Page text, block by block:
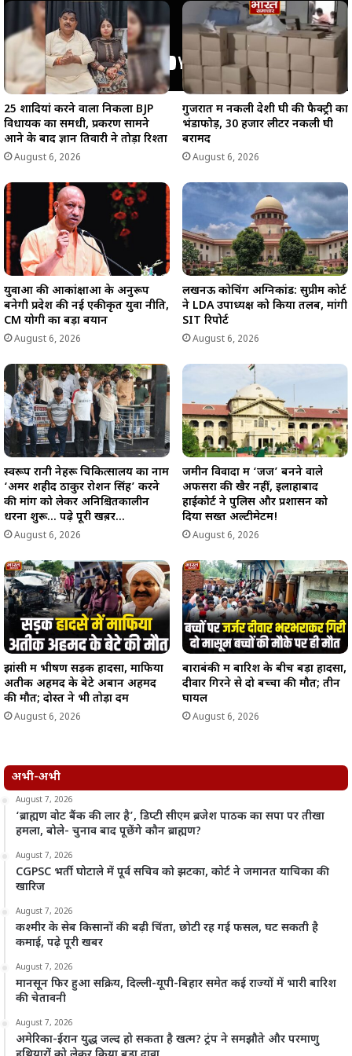
25 शादियां करने वाला निकला BJP
विधायक का समधी, प्रकरण सामने
आने के बाद ज्ञान तिवारी ने तोड़ा रिश्ता
August 6, 2026
गुजरात में नकली देशी घी की फैक्ट्री का
भंडाफोड़, 30 हजार लीटर नकली घी
बरामद
August 6, 2026
युवाओं की आकांक्षाओं के अनुरूप
बनेगी प्रदेश की नई एकीकृत युवा नीति,
CM योगी का बड़ा बयान
August 6, 2026
लखनऊ कोचिंग अग्निकांड: सुप्रीम कोर्ट
ने LDA उपाध्यक्ष को किया तलब, मांगी
SIT रिपोर्ट
August 6, 2026
स्वरूप रानी नेहरू चिकित्सालय का नाम
‘अमर शहीद ठाकुर रोशन सिंह’ करने
की मांग को लेकर अनिश्चितकालीन
धरना शुरू… पढ़े पूरी खब़र…
August 6, 2026
जमीन विवादों में ‘जज’ बनने वाले
अफसरों की खैर नहीं, इलाहाबाद
हाईकोर्ट ने पुलिस और प्रशासन को
दिया सख्त अल्टीमेटम!
August 6, 2026
झांसी में भीषण सड़क हादसा, माफिया
अतीक अहमद के बेटे अबान अहमद
की मौत; दोस्त ने भी तोड़ा दम
August 6, 2026
बाराबंकी में बारिश के बीच बड़ा हादसा,
दीवार गिरने से दो बच्चों की मौत; तीन
घायल
August 6, 2026
अभी-अभी
August 7, 2026
‘ब्राह्मण वोट बैंक की लार है’, डिप्टी सीएम ब्रजेश पाठक का सपा पर तीखा
हमला, बोले- चुनाव बाद पूछेंगे कौन ब्राह्मण?
August 7, 2026
CGPSC भर्ती घोटाले में पूर्व सचिव को झटका, कोर्ट ने जमानत याचिका की
खारिज
August 7, 2026
कश्मीर के सेब किसानों की बढ़ी चिंता, छोटी रह गई फसल, घट सकती है
कमाई, पढ़े पूरी खबर
August 7, 2026
मानसून फिर हुआ सक्रिय, दिल्ली-यूपी-बिहार समेत कई राज्यों में भारी बारिश
की चेतावनी
August 7, 2026
अमेरिका-ईरान युद्ध जल्द हो सकता है खत्म? ट्रंप ने समझौते और परमाणु